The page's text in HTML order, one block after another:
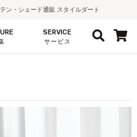
ン・シェード通販 スタイルダート
SERVICE
サービス